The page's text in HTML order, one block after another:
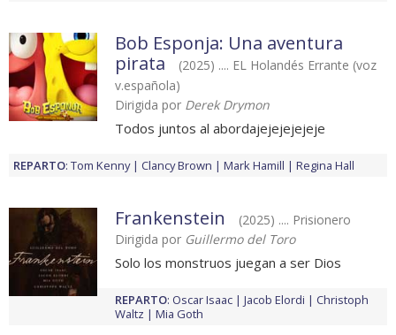
Bob Esponja: Una aventura
pirata
(2025) .... EL Holandés Errante (voz
v.española)
Dirigida por Derek Drymon
Todos juntos al abordajejejejejeje
REPARTO: Tom Kenny Clancy Brown Mark Hamill Regina Hall
Frankenstein
(2025) .... Prisionero
Dirigida por Guillermo del Toro
Solo los monstruos juegan a ser Dios
REPARTO: Oscar Isaac Jacob Elordi
Christoph
Waltz
Mia Goth